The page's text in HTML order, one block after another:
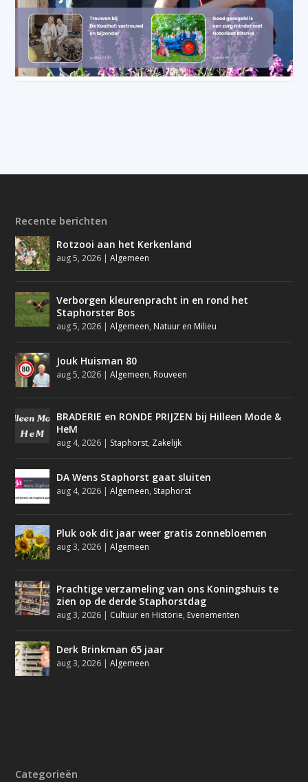
Recente berichten
Rotzooi aan het Kerkenland
aug 5, 2026 |Algemeen
Verborgen kleurenpracht in en rond het
Staphorster Bos
aug 5, 2026 |Algemeen, Natuur en Milieu
Jouk Huisman 80
aug 5, 2026 |Algemeen, Rouveen
BRADERIE en RONDE PRIJZEN bij Hilleen Mode &
HeM
aug 4, 2026 | Staphorst, Zakelijk
DA Wens Staphorst gaat sluiten
aug 4, 2026 |Algemeen, Staphorst
Pluk ook dit jaar weer gratis zonnebloemen
aug 3, 2026 |Algemeen
Prachtige verzameling van ons Koningshuis te
zien op de derde Staphorstdag
aug 3, 2026 | Cultuur en Historie, Evenementen
Derk Brinkman 65 jaar
aug 3, 2026 |Algemeen
Categorieën